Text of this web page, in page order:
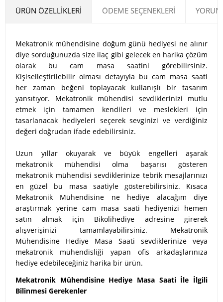
ÜRÜN ÖZELLIKLERI ÖDEME SEÇENEKLERI
Mekatronik mühendisine doğum günü hediyesi ne alınır
diye sorduğunuzda size ilaç gibi gelecek en harika çözüm
olarak bu cam masa saatini görebilirsiniz.
Kişiselleştirilebilir olması detayıyla bu cam masa saati
her zaman beğeni toplayacak kullanışlı bir tasarım
yansıtıyor. Mekatronik mühendisi sevdiklerinizi mutlu
etmek için tamamen kendileri ve meslekleri için
tasarlanacak hediyeleri seçerek sevginizi ve verdiğiniz
değeri doğrudan ifade edebilirsiniz.
Uzun yıllar okuyarak ve büyük engelleri aşarak
mekatronik mühendisi olma başarısı gösteren
mekatronik mühendisi sevdiklerinize tebrik mesajlarınızı
en güzel bu masa saatiyle gösterebilirsiniz. Kısaca
Mekatronik Mühendisine ne hediye alacağım diye
araştırmak yerine cam masa saati hediyenizi hemen
satın almak için Bikolihediye adresine girerek
alışverişinizi tamamlayabilirsiniz. Mekatronik
Mühendisine Hediye Masa Saati sevdiklerinize veya
mekatronik mühendisliği yapan ofis arkadaşlarınıza
hediye edebileceğiniz harika bir ürün.
Mekatronik Mühendisine Hediye Masa Saati İle İlgili
Bilinmesi Gerekenler